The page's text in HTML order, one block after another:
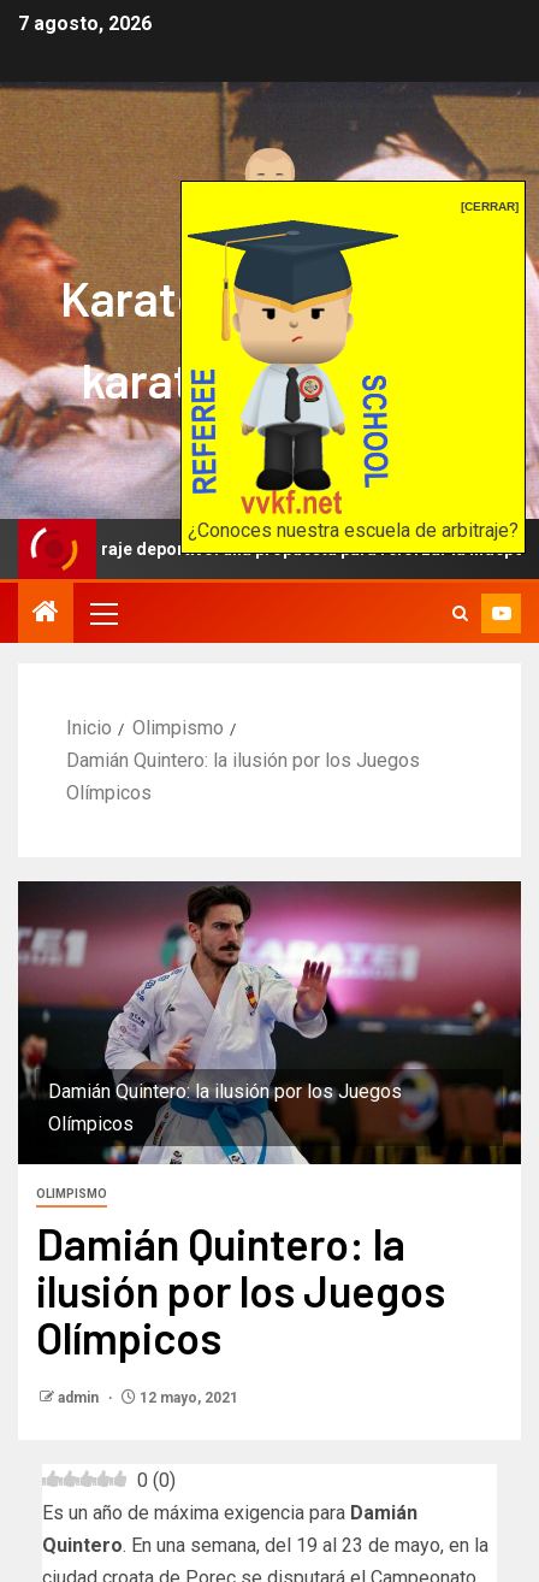
[CERRAR]
¿Conoces nuestra escuela de arbitraje?
7 agosto, 2026
Karate mrprepor: el
karate en internet
El karate en internet
deportivo: una propuesta para reforzar la independencia
Inicio
Olimpismo
Damián Quintero: la ilusión por los Juegos
Olímpicos
Damián Quintero: la ilusión por los Juegos
Olímpicos
OLIMPISMO
Damián Quintero: la
ilusión por los Juegos
Olímpicos
admin 12 mayo, 2021
0 (0)
Es un año de máxima exigencia para Damián
Quintero. En una semana, del 19 al 23 de mayo, en la